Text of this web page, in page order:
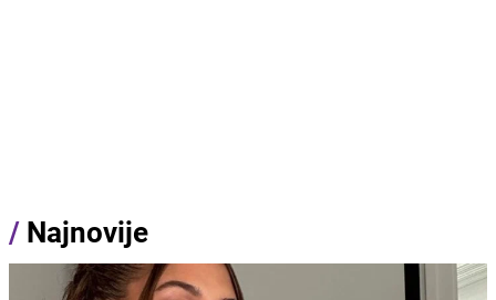
/ Najnovije